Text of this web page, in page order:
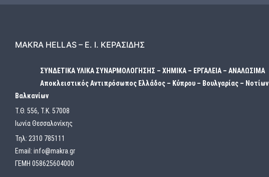
MAKRA HELLAS – Ε. Ι. ΚΕΡΑΣΙΔΗΣ
ΣΥΝΔΕΤΙΚΑ ΥΛΙΚΑ ΣΥΝΑΡΜΟΛΟΓΗΣΗΣ – ΧΗΜΙΚΑ – ΕΡΓΑΛΕΙΑ – ΑΝΑΛΩΣΙΜΑ
Αποκλειστικός Αντιπρόσωπος Ελλάδος – Κύπρου – Βουλγαρίας – Νοτίων
Βαλκανίων
Τ.Θ. 556, Τ.Κ. 57008
Ιωνία Θεσσαλονίκης
Τηλ: 2310 785111
Email: info@makra.gr
ΓΕΜΗ 058625604000